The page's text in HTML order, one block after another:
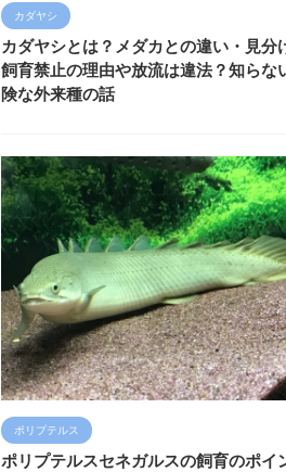
カダヤシ
カダヤシとは？メダカとの違い・見分
飼育禁止の理由や放流は違法？知らな
険な外来種の話
ポリプテルス
ポリプテルスセネガルスの飼育のポイ